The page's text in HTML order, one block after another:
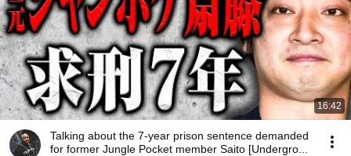
16:42
Talking about the 7-year prison sentence demanded
for former Jungle Pocket member Saito [Undergro...